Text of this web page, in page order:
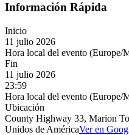
Información Rápida
Inicio
11 julio 2026
Hora local del evento (Europe/
Fin
11 julio 2026
23:59
Hora local del evento (Europe/
Ubicación
County Highway 33, Marion
Unidos de AméricaVer en